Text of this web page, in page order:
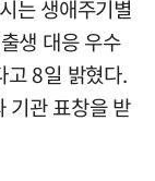
는 생애주기별
생 대응 우수
고 8일 밝혔다.
기관 표창을 받